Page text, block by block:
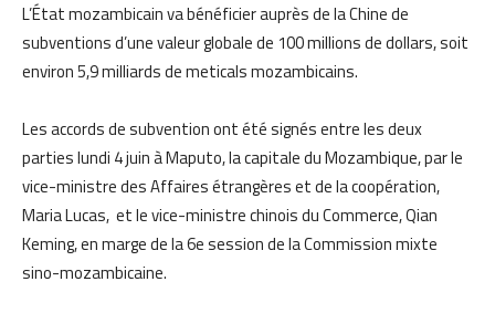
L’État mozambicain va bénéficier auprès de la Chine de
subventions d’une valeur globale de 100 millions de dollars, soit
environ 5,9 milliards de meticals mozambicains.
Les accords de subvention ont été signés entre les deux
parties lundi 4 juin à Maputo, la capitale du Mozambique, par le
vice-ministre des Affaires étrangères et de la coopération,
Maria Lucas, et le vice-ministre chinois du Commerce, Qian
Keming, en marge de la 6e session de la Commission mixte
sino-mozambicaine.